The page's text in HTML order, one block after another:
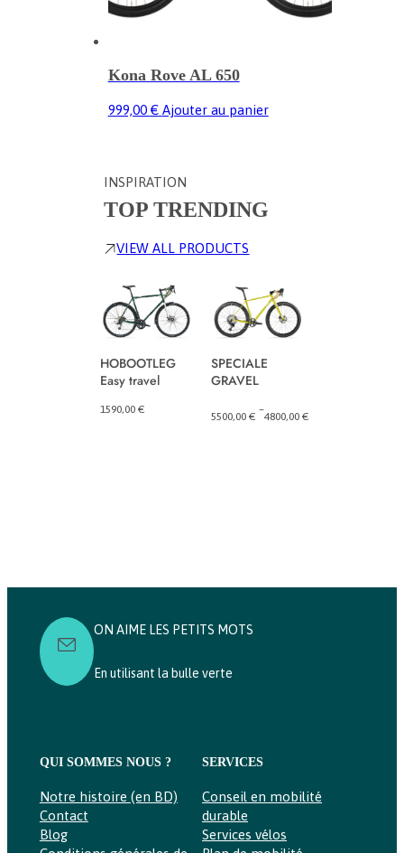
Kona Rove AL 650
999,00 € Ajouter au panier
INSPIRATION
TOP TRENDING
VIEW ALL PRODUCTS
HOBOOTLEG
Easy travel
1590,00€
SPECIALE
GRAVEL
4800,00€
–
5500,00€
Plage
ON AIME LES PETITS MOTS
En utilisant la bulle verte
QUI SOMMES NOUS ?
Notre histoire (en BD)
Contact
Blog
SERVICES
Conseil en mobilité
durable
Services vélos